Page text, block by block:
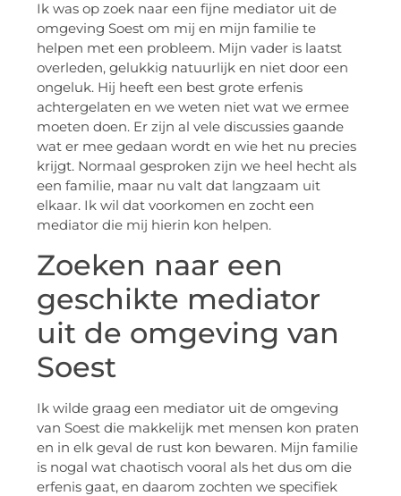
Ik was op zoek naar een fijne mediator uit de
omgeving Soest om mij en mijn familie te
helpen met een probleem. Mijn vader is laatst
overleden, gelukkig natuurlijk en niet door een
ongeluk. Hij heeft een best grote erfenis
achtergelaten en we weten niet wat we ermee
moeten doen. Er zijn al vele discussies gaande
wat er mee gedaan wordt en wie het nu precies
krijgt. Normaal gesproken zijn we heel hecht als
een familie, maar nu valt dat langzaam uit
elkaar. Ik wil dat voorkomen en zocht een
mediator die mij hierin kon helpen.
Zoeken naar een
geschikte mediator
uit de omgeving van
Soest
Ik wilde graag een mediator uit de omgeving
van Soest die makkelijk met mensen kon praten
en in elk geval de rust kon bewaren. Mijn familie
is nogal wat chaotisch vooral als het dus om die
erfenis gaat, en daarom zochten we specifiek